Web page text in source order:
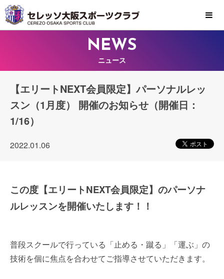
MENU
NEWS
ニュース
【エリートNEXT会員限定】パーソナルレッ
スン（1月度） 開催のお知らせ（開催日：
1/16）
2022.01.06
この度【エリートNEXT会員限定】のパーソナ
ルレッスンを開催いたします！！
普段スクールで行っている「止める・蹴る」「運ぶ」の
技術を個に焦点を合わせてご指導させていただきます。